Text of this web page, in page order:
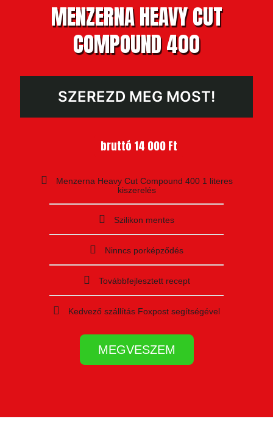
MENZERNA HEAVY CUT
COMPOUND 400
SZEREZD MEG MOST!
bruttó 14 000 Ft
Menzerna Heavy Cut Compound 400 1 literes
kiszerelés
Szilikon mentes
Ninncs porképződés
Továbbfejlesztett recept
Kedvező szállítás Foxpost segítségével
MEGVESZEM